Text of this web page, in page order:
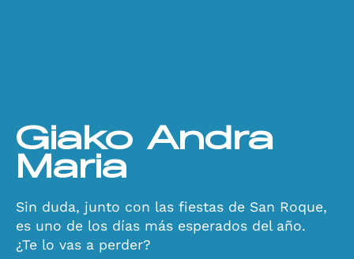
Giako Andra
Maria
Sin duda, junto con las fiestas de San Roque,
es uno de los días más esperados del año.
¿Te lo vas a perder?